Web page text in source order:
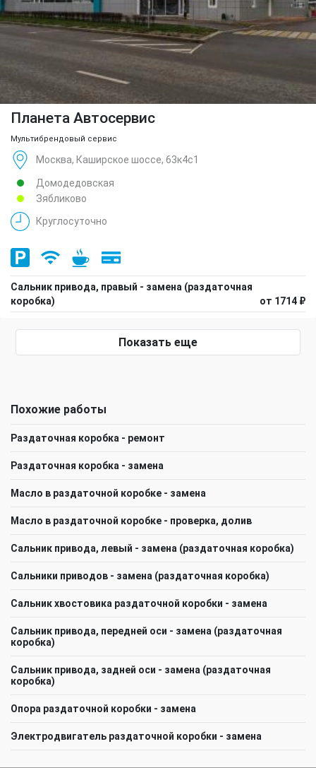
Планета Автосервис
Мультибрендовый сервис
Москва, Каширское шоссе, 63к4с1
Домодедовская
Зябликово
Круглосуточно
Сальник привода, правый - замена (раздаточная
коробка)
от 1714 ₽
Показать еще
Похожие работы
Раздаточная коробка - ремонт
Раздаточная коробка - замена
Масло в раздаточной коробке - замена
Масло в раздаточной коробке - проверка, долив
Сальник привода, левый - замена (раздаточная коробка)
Сальники приводов - замена (раздаточная коробка)
Сальник хвостовика раздаточной коробки - замена
Сальник привода, передней оси - замена (раздаточная
коробка)
Сальник привода, задней оси - замена (раздаточная
коробка)
Опора раздаточной коробки - замена
Электродвигатель раздаточной коробки - замена